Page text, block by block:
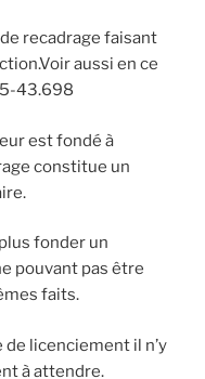
recadrage faisant
aussi en ce
43.698
est fondé à
constitue un
fonder un
pouvant pas être
faits.
licenciement il n’y
à attendre.